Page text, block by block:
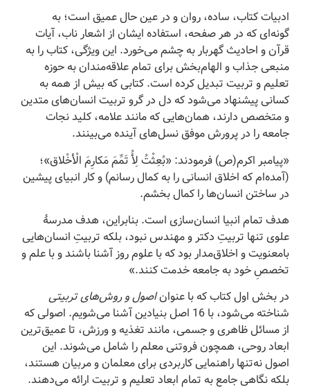
ادبیات کتاب، ساده، روان و در عین حال عمیق است؛ به
گونه‌ای که در هر صفحه، استفاده ایشان از اشعار ناب، آیات
قرآن و احادیث گهربار به چشم می‌خورد. این ویژگی، کتاب را به
منبعی جذاب و الهام‌بخش برای تمام علاقه‌مندان به حوزه
تعلیم و تربیت تبدیل کرده است. کتابی که بیش از همه به
کسانی پیشنهاد می‌شود که دل در گرو تربیت انسان‌های متدین
و متخصص دارند، همان‌هایی که مانند علامه، کلید نجات
جامعه را در پرورش موفق نسل‌های آینده می‌بینند.
«پیامبر اکرم(ص) فرمودند: «بُعِثْتُ لِأُ تَمِّمَ مَکارِمَ الْأخْلاق»؛
(آمده‌ام که اخلاق انسانى را به کمال رسانم) و کار انبیای پیشین
در ساختن انسان‌ها را کمال بخشم.
هدف تمام انبیا انسان‌سازى است. بنابراین، هدف مدرسۀ
علوى تنها تربیتِ دکتر و مهندس نبود، بلکه تربیتِ انسان‌هایى
بامعنویت و اخلاق‌مدار بود که با علوم روز آشنا باشند و با علم و
تخصصِ خود به جامعه خدمت کنند.»
در بخش اول کتاب که با عنواناصول و روش‌های تربیتی
شناخته می‌شود، با 16 اصل بنیادین آشنا می‌شویم. اصولی که
از مسائل ظاهری و جسمی، مانند تغذیه و ورزش، تا عمیق‌ترین
ابعاد روحی، همچون فروتنی معلم را شامل می‌شوند. این
اصول نه‌تنها راهنمایی کاربردی برای معلمان و مربیان هستند،
بلکه نگاهی جامع به تمام ابعاد تعلیم و تربیت ارائه می‌دهند.